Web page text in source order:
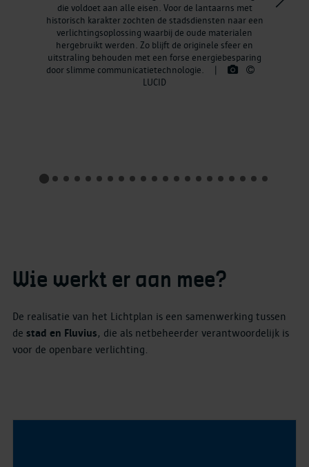
die voldoet aan alle eisen. Voor de lantaarns met
historisch karakter zochten de stadsdiensten naar een
verlichtingsoplossing waarbij de oude materialen
hergebruikt werden. Zo blijft de originele sfeer en
uitstraling behouden met een forse energiebesparing
door slimme communicatietechnologie.
LUCID
Wie werkt er aan mee?
De realisatie van het Lichtplan is een samenwerking tussen
de stad en Fluvius, die als netbeheerder verantwoordelijk is
voor de openbare verlichting.